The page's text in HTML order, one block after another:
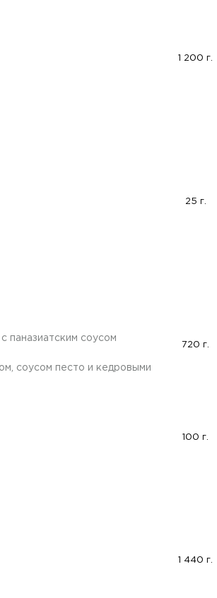
1 200 г.
25 г.
паназиатским соусом
соусом песто и кедровыми
720 г.
100 г.
1 440 г.